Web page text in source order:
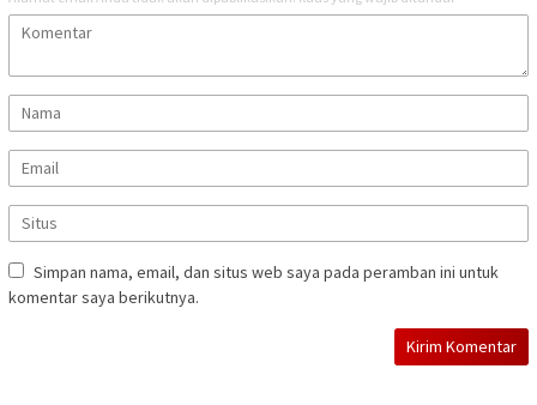
Simpan nama, email, dan situs web saya pada peramban ini untuk
komentar saya berikutnya.